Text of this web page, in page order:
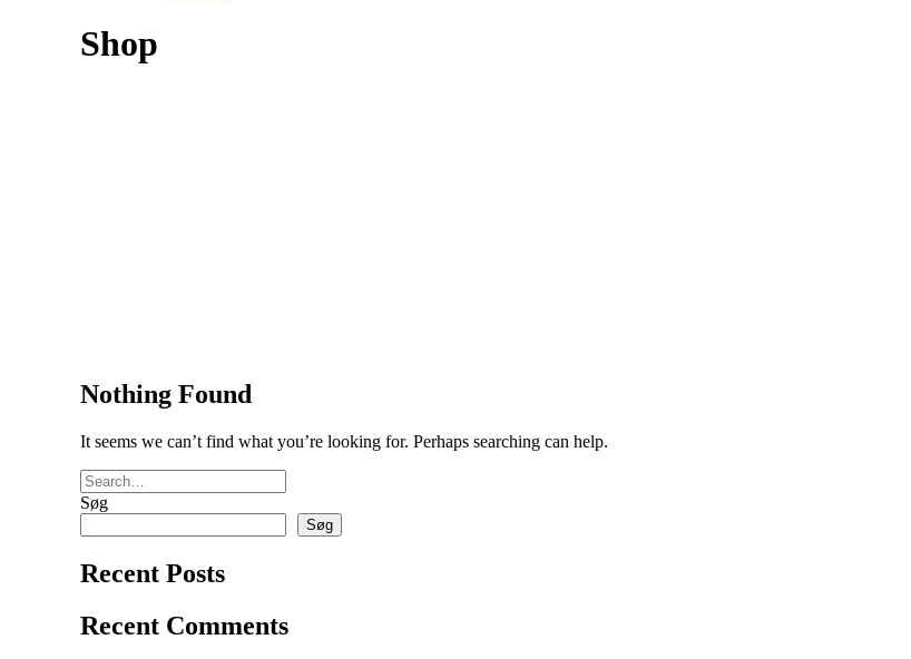
Shop
Nothing Found
It seems we can’t find what you’re looking for. Perhaps searching can help.
Søg
Søg
Recent Posts
Recent Comments